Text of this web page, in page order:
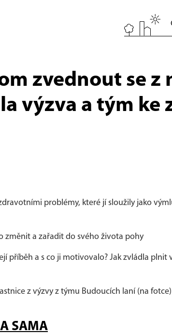
zvednout se z
výzva a tým
problémy, které jí sloužily jako
změnit a zařadit do svého života pohy
příběh a s co ji motivovalo? Jak zvládla
z výzvy z týmu Budoucích laní (na
SAMA